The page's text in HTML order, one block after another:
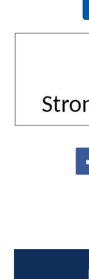
Strona archiwalna 01